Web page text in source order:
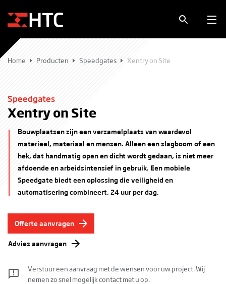
Home Producten Speedgates Xentry on Site
Speedgates
Xentry on Site
Bouwplaatsen zijn een verzamelplaats van waardevol
materieel, materiaal en mensen. Alleen een slagboom of een
hek, dat handmatig open en dicht wordt gedaan, is niet meer
afdoende en arbeidsintensief in gebruik. Een mobiele
Speedgate biedt een oplossing die veiligheid en
automatisering combineert. 24 uur per dag.
Offerte aanvragen
Advies aanvragen
Verstuur een aanvraag met de wensen voor uw project. Wij
nemen zo snel mogelijk contact met u op.